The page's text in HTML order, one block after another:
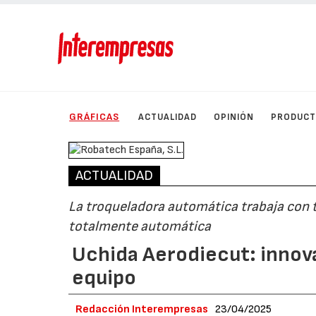
GRÁFICAS ACTUALIDAD OPINIÓN
ACTUALIDAD
La troqueladora automática trabaja con
totalmente automática
Uchida Aerodiecut:
equipo
Redacción Interempresas 23/04/2025